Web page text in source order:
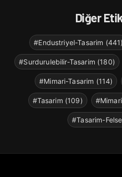
Diğer
#Endustriyel-Tasarim (441)
#Surdurulebilir-Tasarim (180)
#Mimari-Tasarim (114)
#Tasarim (109)
#Tasarim-